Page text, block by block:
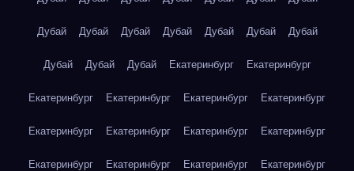
Дубай Дубай Дубай Дубай Дубай Дубай Дубай
Дубай Дубай Дубай Екатеринбург Екатеринбург
Екатеринбург Екатеринбург Екатеринбург Екатеринбург
Екатеринбург Екатеринбург Екатеринбург Екатеринбург
Екатеринбург Екатеринбург Екатеринбург Екатеринбург